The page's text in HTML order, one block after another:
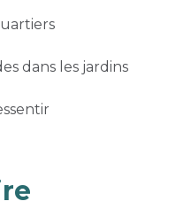
dans les jardins